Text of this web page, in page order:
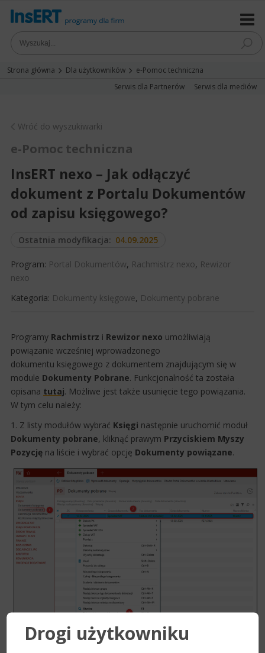
Strona główna Dla użytkowników
e-Pomoc techniczna
Serwis dla Partnerów
Serwis dla mediów
Wróć do wyszukiwarki
e-Pomoc techniczna
InsERT nexo – Jak odłączyć
dokument z Portalu Dokumentów
od zapisu księgowego?
Ostatnia modyfikacja: 04.09.2025
Program: Portal Dokumentów, Rachmistrz nexo, Rewizor
nexo
Kategoria: Dokumenty księgowe, Dokumenty pobrane
​Programy Rachmistrz i Rewizor nexo umożliwiają
powiązanie wcześniej wprowadzonego
dokumentu księgowego z dokumentem znajdującym się w
module Dokumenty Pobrane. ​Funkcjonalność ta została
opisana tutaj. Możliwe jest także usunięcie tego powiązania.
W tym celu należy:
1. Z listy modułów wybrać Księgi następnie uruchomić moduł
Dokumenty pobrane, kliknąć prawym Przyciskiem Myszy
Pozycję na liście i wybrać opcję Dokumenty powiązane.
Drogi użytkowniku